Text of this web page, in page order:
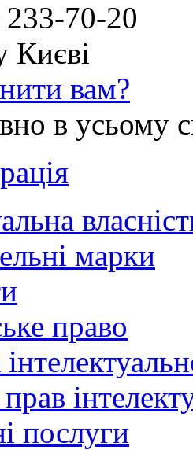
70-20
Києві
вам?
в усьому
марки
право
послуги